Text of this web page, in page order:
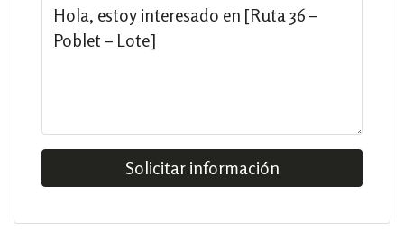
Solicitar información